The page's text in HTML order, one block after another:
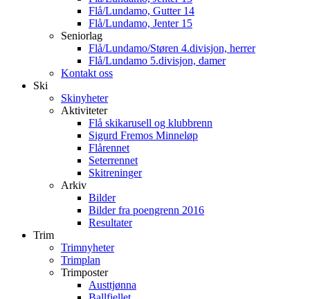
Flå/Lundamo, Gutter 14
Flå/Lundamo, Jenter 15
Seniorlag
Flå/Lundamo/Støren 4.divisjon, herrer
Flå/Lundamo 5.divisjon, damer
Kontakt oss
Ski
Skinyheter
Aktiviteter
Flå skikarusell og klubbrenn
Sigurd Fremos Minneløp
Flårennet
Seterrennet
Skitreninger
Arkiv
Bilder
Bilder fra poengrenn 2016
Resultater
Trim
Trimnyheter
Trimplan
Trimposter
Austtjønna